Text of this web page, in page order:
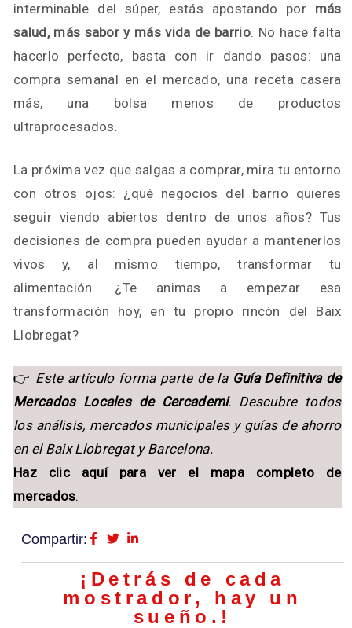
interminable del súper, estás apostando por más
salud, más sabor y más vida de barrio. No hace falta
hacerlo perfecto, basta con ir dando pasos: una
compra semanal en el mercado, una receta casera
más, una bolsa menos de productos
ultraprocesados.
La próxima vez que salgas a comprar, mira tu entorno
con otros ojos: ¿qué negocios del barrio quieres
seguir viendo abiertos dentro de unos años? Tus
decisiones de compra pueden ayudar a mantenerlos
vivos y, al mismo tiempo, transformar tu
alimentación. ¿Te animas a empezar esa
transformación hoy, en tu propio rincón del Baix
Llobregat?
👉 Este artículo forma parte de la Guía Definitiva de
Mercados Locales de Cercademi. Descubre todos
los análisis, mercados municipales y guías de ahorro
en el Baix Llobregat y Barcelona.
Haz clic aquí para ver el mapa completo de
mercados.
Compartir:
¡Detrás de cada
mostrador, hay un
sueño.!